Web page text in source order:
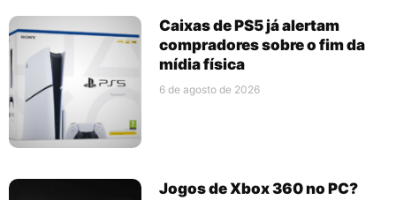
Caixas de PS5 já alertam
compradores sobre o fim da
mídia física
6 de agosto de 2026
Jogos de Xbox 360 no PC?